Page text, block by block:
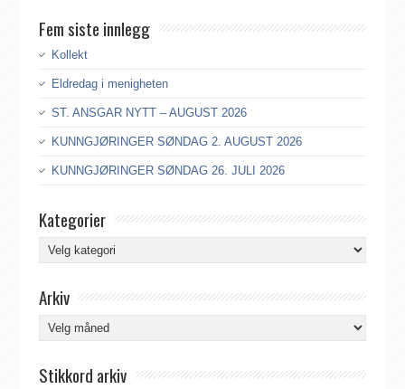
Fem siste innlegg
Kollekt
Eldredag i menigheten
ST. ANSGAR NYTT – AUGUST 2026
KUNNGJØRINGER SØNDAG 2. AUGUST 2026
KUNNGJØRINGER SØNDAG 26. JULI 2026
Kategorier
Kategorier
Arkiv
Arkiv
Stikkord arkiv